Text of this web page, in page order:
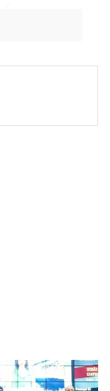
da Casa,
surgiu
para o
de
que
De forma
de
parte
estamos